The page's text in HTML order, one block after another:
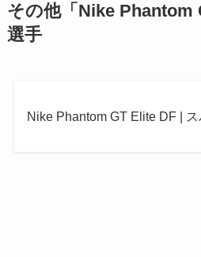
その他「Nike Phantom
選手
Nike Phantom GT Elite DF |